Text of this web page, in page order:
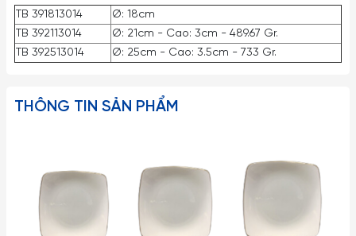
TB 391813014
Ø: 18cm
TB 392113014
Ø: 21cm - Cao: 3cm - 489.67 Gr.
TB 392513014
Ø: 25cm - Cao: 3.5cm - 733 Gr.
THÔNG TIN SẢN PHẨM